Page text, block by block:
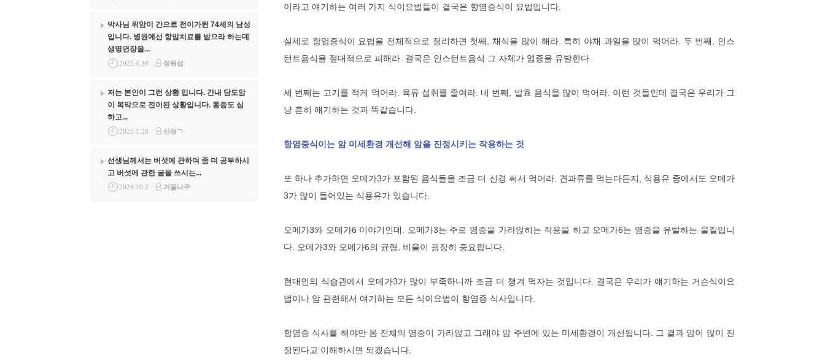
이라고 얘기하는 여러 가지 식이요법들이 결국은 항염증식이 요법입니다.
실제로 항염증식이 요법을 전체적으로 정리하면 첫째, 채식을 많이 해라. 특히 야채 과일을 많이 먹어라. 두 번째, 인스
턴트음식을 절대적으로 피해라. 결국은 인스턴트음식 그 자체가 염증을 유발한다.
세 번째는 고기를 적게 먹어라. 육류 섭취를 줄여라. 네 번째, 발효 음식을 많이 먹어라. 이런 것들인데 결국은 우리가 그
냥 흔히 얘기하는 것과 똑같습니다.
항염증식이는 암 미세환경 개선해 암을 진정시키는 작용하는 것
또 하나 추가하면 오메가3가 포함된 음식들을 조금 더 신경 써서 먹어라. 견과류를 먹는다든지, 식용유 중에서도 오메가
3가 많이 들어있는 식용유가 있습니다.
오메가3와 오메가6 이야기인데. 오메가3는 주로 염증을 가라앉히는 작용을 하고 오메가6는 염증을 유발하는 물질입니
다. 오메가3와 오메가6의 균형, 비율이 굉장히 중요합니다.
현대인의 식습관에서 오메가3가 많이 부족하니까 조금 더 챙겨 먹자는 것입니다. 결국은 우리가 얘기하는 거슨식이요
법이나 암 관련해서 얘기하는 모든 식이요법이 항염증 식사입니다.
항염증 식사를 해야만 몸 전체의 염증이 가라앉고 그래야 암 주변에 있는 미세환경이 개선됩니다. 그 결과 암이 많이 진
정된다고 이해하시면 되겠습니다.
박사님 위암이 간으로 전이가된 74세의 남성
입니다. 병원에선 항암치료를 받으라 하는데
생명연장을...
2025.4.30 정원섭
저는 본인이 그런 상황 입니다. 간내 담도암
이 복막으로 전이된 상황입니다. 통증도 심
하고...
2025.1.28 신정ㄱ
선생님께서는 버섯에 관하여 좀 더 공부하시
고 버섯에 관한 글을 쓰시는...
2024.10.2 겨울나무